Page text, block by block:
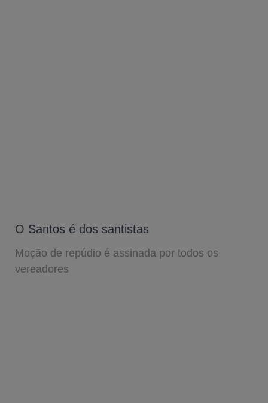
O Santos é dos santistas
Moção de repúdio é assinada por todos os
vereadores